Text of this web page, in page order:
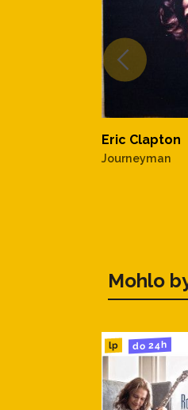
Eric Clapton
Journeyman
Mohlo
lp do 24h